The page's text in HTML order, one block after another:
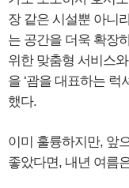
장 같은 시설뿐 아니
는 공간을 더욱 확장
위한 맞춤형 서비스
을 ‘괌을 대표하는 럭
했다.
이미 훌륭하지만, 앞
좋았다면, 내년 여름